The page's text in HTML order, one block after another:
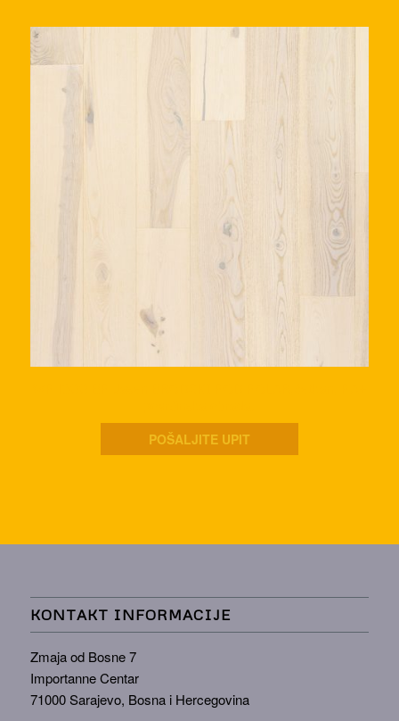
POŠALJITE UPIT
KONTAKT INFORMACIJE
Zmaja od Bosne 7
Importanne Centar
71000 Sarajevo, Bosna i Hercegovina